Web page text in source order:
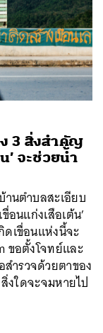
3 สิ่งสำคัญ
’ จะช่วยน้ำ
านตำบลสะเอียบ
อนแก่งเสือเต้น’
ดเขื่อนแห่งนี้จะ
ขอตั้งโจทย์และ
ำรวจด้วยตาของ
งใดจะจมหายไป